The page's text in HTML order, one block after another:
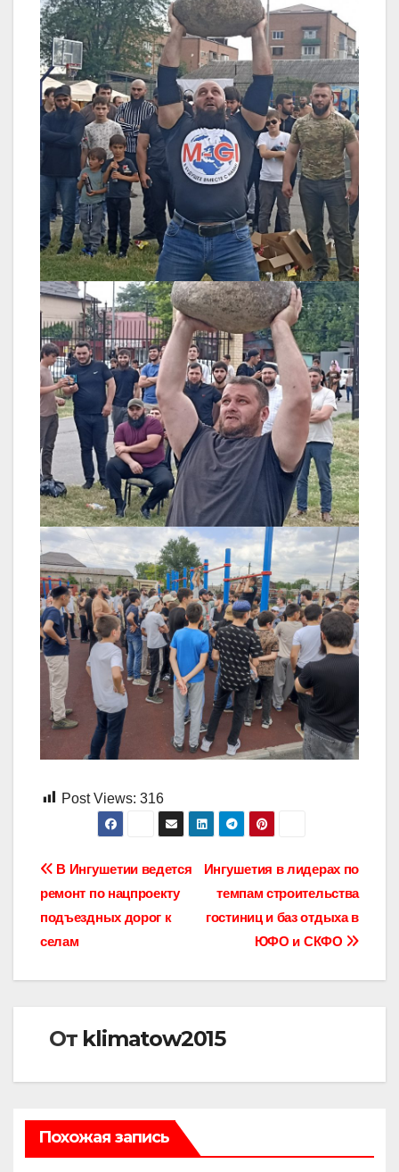
Post Views: 316
Навигация
по
записям
Ингушетия в лидерах по
темпам строительства
гостиниц и баз отдыха в
ЮФО и СКФО
В Ингушетии ведется
ремонт по нацпроекту
подъездных дорог к
селам
От klimatow2015
Похожая запись